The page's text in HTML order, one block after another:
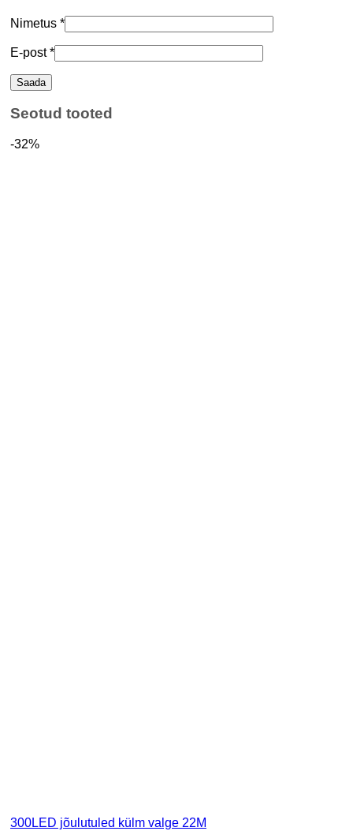
Nimetus *
E-post*
Seotud tooted
-32%
300LED jõulutuled külm valge 22M